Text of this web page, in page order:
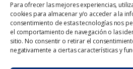
Para ofrecer las mejores experiencias,
cookies para almacenar y/o acceder a la
consentimiento de estas tecnologías nos
el comportamiento de navegación o las
sitio. No consentir o retirar el
negativamente a ciertas características y
Política de